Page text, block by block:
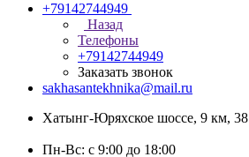
+79142744949
Назад
Телефоны
+79142744949
Заказать звонок
sakhasantekhnika@mail.ru
Хатынг-Юряхское шоссе, 9 км, 38
Пн-Вс: с 9:00 до 18:00